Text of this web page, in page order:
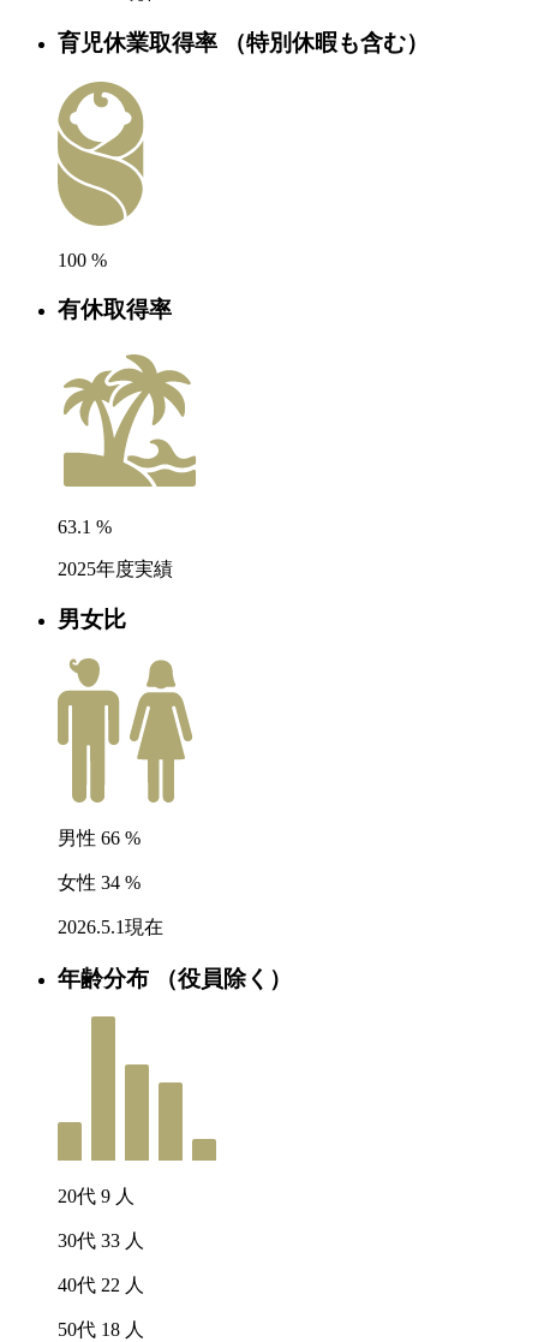
育児休業取得率 （特別休暇も含む）
100 %
有休取得率
63.1 %
2025年度実績
男女比
男性 66 %
女性 34 %
2026.5.1現在
年齢分布 （役員除く）
20代 9 人
30代 33 人
40代 22 人
50代 18 人